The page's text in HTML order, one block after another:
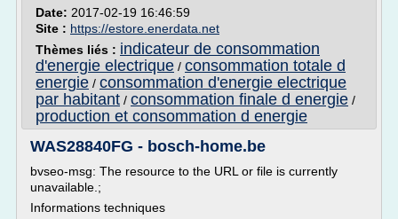
Date: 2017-02-19 16:46:59
Site : https://estore.enerdata.net
Thèmes liés : indicateur de consommation
d'energie electrique / consommation totale d
energie / consommation d'energie electrique
par habitant / consommation finale d energie /
production et consommation d energie
WAS28840FG - bosch-home.be
bvseo-msg: The resource to the URL or file is currently
unavailable.;
Informations techniques